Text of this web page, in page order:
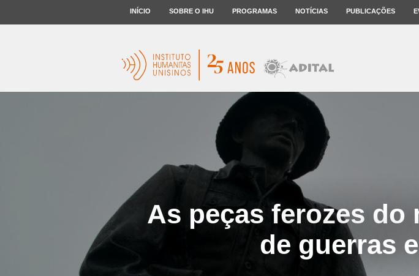
INÍCIO SOBRE O IHU PROGRAMAS NOTÍCIAS PUBLICAÇÕES
As peças ferozes do
de guerras